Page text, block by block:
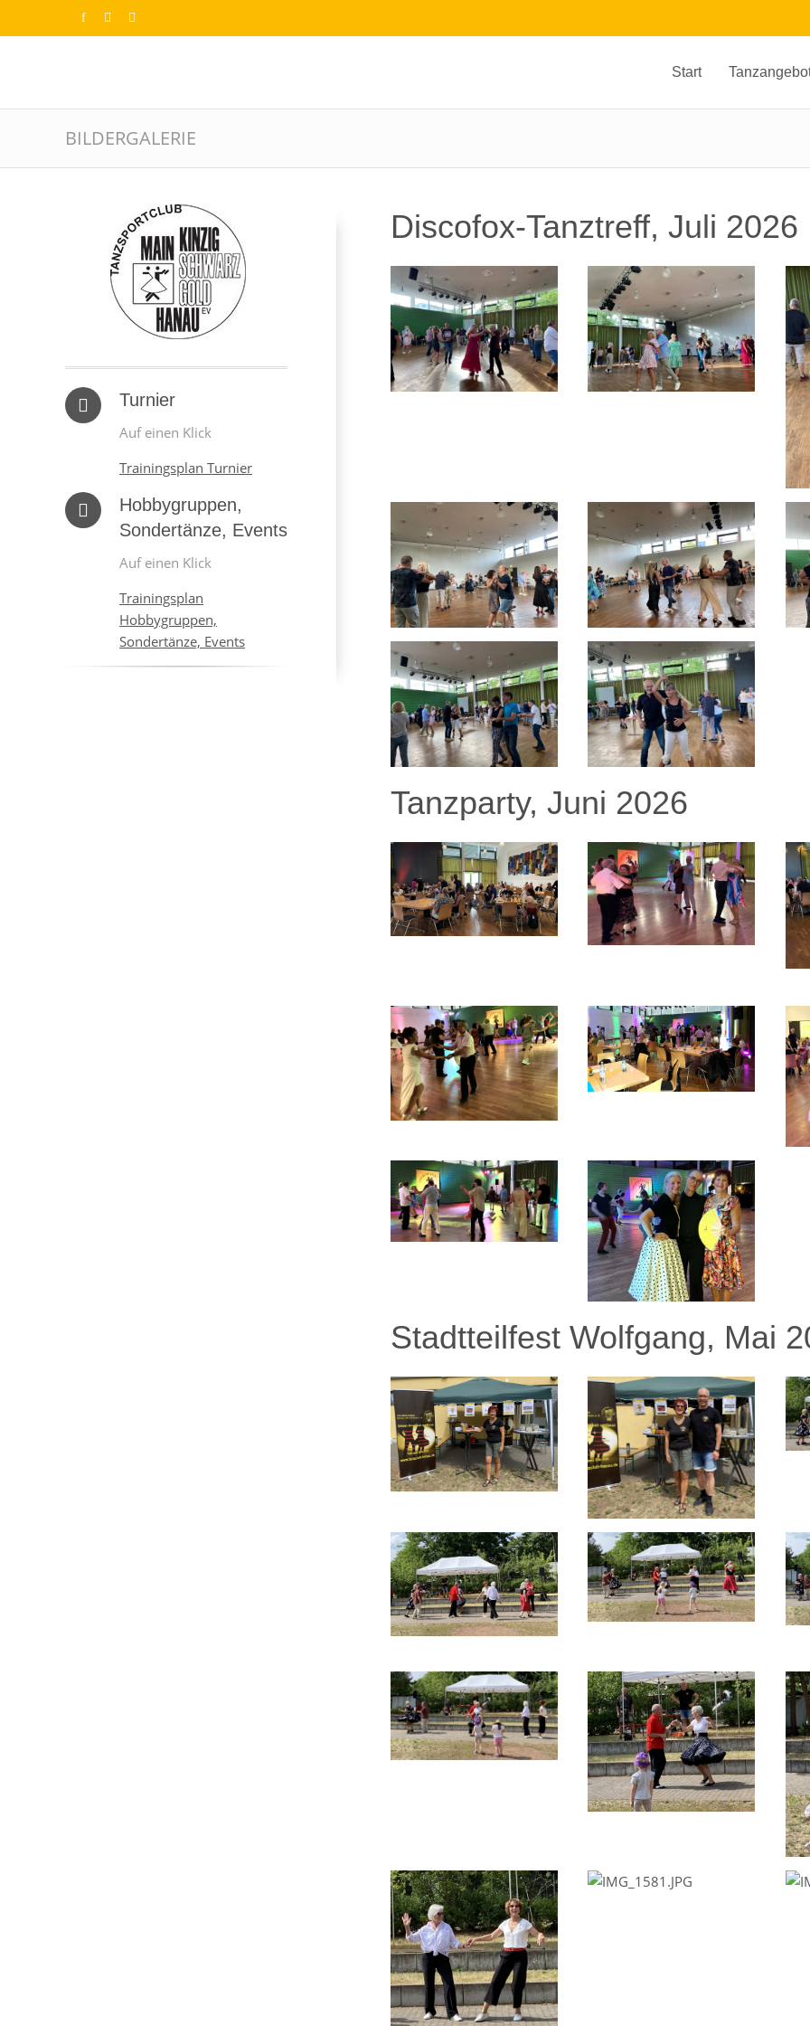
Start
BILDERGALERIE
Turnier
Auf einen Klick
Trainingsplan Turnier
Hobbygruppen,
Sondertänze, Events
Auf einen Klick
Trainingsplan
Hobbygruppen,
Sondertänze, Events
Discofox-Tanztreff, Juli 2026
Tanzparty, Juni 2026
Stadtteilfest Wolfgang, Mai